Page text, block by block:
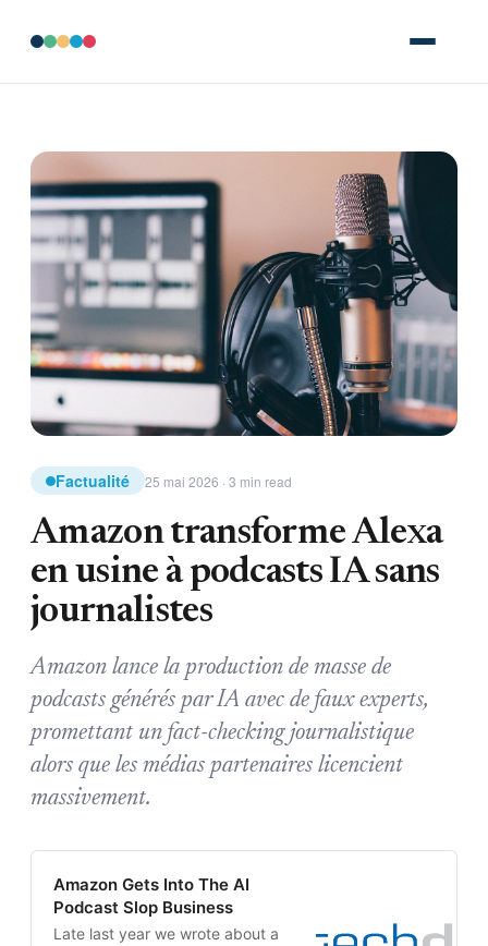
Factualité 25 mai 2026 · 3 min read
Amazon transforme Alexa
en usine à podcasts IA sans
journalistes
Amazon lance la production de masse de
podcasts générés par IA avec de faux experts,
promettant un fact-checking journalistique
alors que les médias partenaires licencient
massivement.
Amazon Gets Into The AI
Podcast Slop Business
Late last year we wrote about a